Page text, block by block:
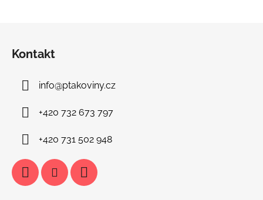
Kontakt
info@ptakoviny.cz
+420 732 673 797
+420 731 502 948